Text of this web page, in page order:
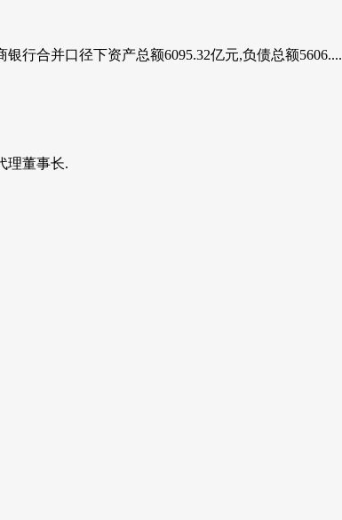
行合并口径下资产总额6095.32亿元,负债总额5606....
理董事长.